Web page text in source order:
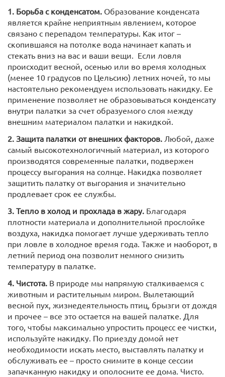
1. Борьба с конденсатом. Образование конденсата
является крайне неприятным явлением, которое
связано с перепадом температуры. Как итог –
скопившаяся на потолке вода начинает капать и
стекать вниз на вас и ваши вещи. Если ловля
происходит весной, осенью или во время холодных
(менее 10 градусов по Цельсию) летних ночей, то мы
настоятельно рекомендуем использовать накидку. Ее
применение позволяет не образовываться конденсату
внутри палатки за счет образуемого слоя между
внешним материалом палатки и накидкой.
2. Защита палатки от внешних факторов. Любой, даже
самый высокотехнологичный материал, из которого
производятся современные палатки, подвержен
процессу выгорания на солнце. Накидка позволяет
защитить палатку от выгорания и значительно
продлевает срок ее службы.
3. Тепло в холод и прохлада в жару. Благодаря
плотности материала и дополнительной прослойке
воздуха, накидка помогает лучше удерживать тепло
при ловле в холодное время года. Также и наоборот, в
летний период она позволит немного снизить
температуру в палатке.
4. Чистота. В природе мы напрямую сталкиваемся с
животным и растительным миром. Вылетающий
весной пух, жизнедеятельность птиц, брызги от дождя
и прочее – все это остается на вашей палатке. Для
того, чтобы максимально упростить процесс ее чистки,
используйте накидку. По приезду домой нет
необходимости искать место, выставлять палатку и
обслуживать ее – просто снимите в конце сессии
запачканную накидку и ополосните ее дома. Чисто.